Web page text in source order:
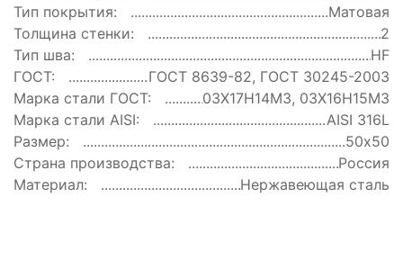
Тип покрытия:
Матовая
Толщина стенки:
2
Тип шва:
HF
ГОСТ:
ГОСТ 8639-82, ГОСТ 30245-2003
Марка стали ГОСТ:
03Х17Н14М3, 03Х16Н15М3
Марка стали AISI:
AISI 316L
Размер:
50х50
Страна производства:
Россия
Материал:
Нержавеющая сталь